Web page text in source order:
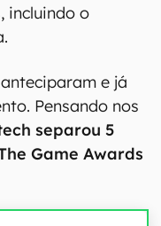
incluindo o
e já
Pensando nos
separou 5
Game Awards